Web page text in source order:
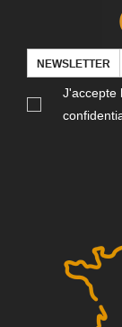
NEWSLETTER
J'accepte